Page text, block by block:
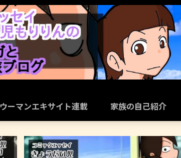
ウーマンエキサイト連載 家族の自己紹介